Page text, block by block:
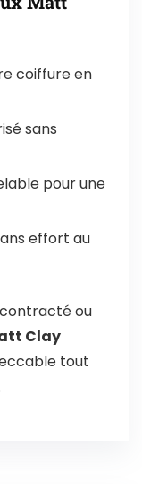
coiffure en
sans
pour une
effort au
ou
Clay
tout